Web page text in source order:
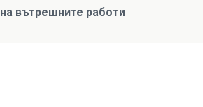
вътрешните работи